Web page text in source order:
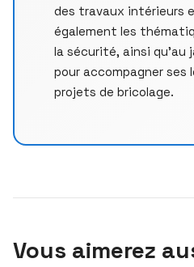
des travaux intérieurs
également les
la sécurité, ainsi qu’au
pour accompagner ses
projets de bricolage.
Vous aimerez